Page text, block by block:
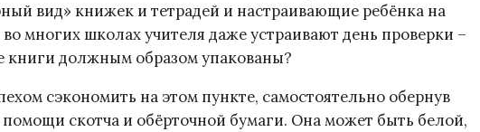
вид» книжек и тетрадей и настраивающие ребёнка на
многих школах учителя даже устраивают день проверки –
книги должным образом упакованы?
сэкономить на этом пункте, самостоятельно обернув
скотча и обёрточной бумаги. Она может быть белой,